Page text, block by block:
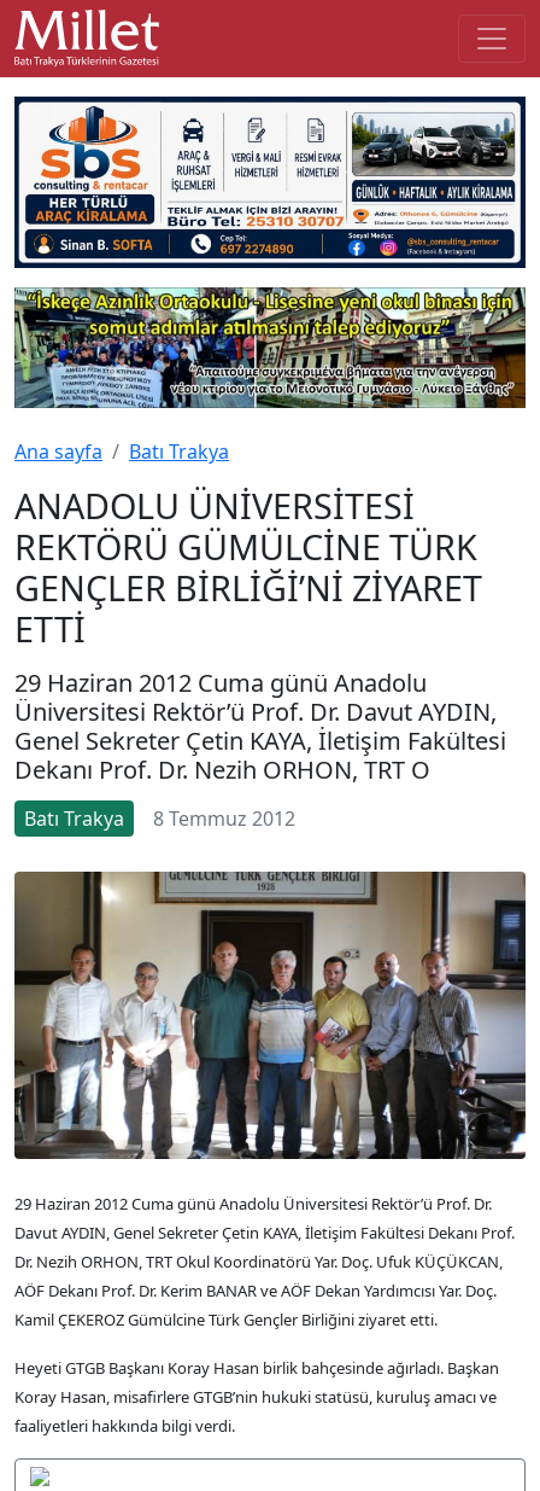
Ana sayfa Batı Trakya
ANADOLU ÜNİVERSİTESİ
REKTÖRÜ GÜMÜLCİNE TÜRK
GENÇLER BİRLİĞİ’Nİ ZİYARET
ETTİ
29 Haziran 2012 Cuma günü Anadolu
Üniversitesi Rektör’ü Prof. Dr. Davut AYDIN,
Genel Sekreter Çetin KAYA, İletişim Fakültesi
Dekanı Prof. Dr. Nezih ORHON, TRT O
Batı Trakya 8 Temmuz 2012
29 Haziran 2012 Cuma günü Anadolu Üniversitesi Rektör’ü Prof. Dr.
Davut AYDIN, Genel Sekreter Çetin KAYA, İletişim Fakültesi Dekanı Prof.
Dr. Nezih ORHON, TRT Okul Koordinatörü Yar. Doç. Ufuk KÜÇÜKCAN,
AÖF Dekanı Prof. Dr. Kerim BANAR ve AÖF Dekan Yardımcısı Yar. Doç.
Kamil ÇEKEROZ Gümülcine Türk Gençler Birliğini ziyaret etti.
Heyeti GTGB Başkanı Koray Hasan birlik bahçesinde ağırladı. Başkan
Koray Hasan, misafirlere GTGB’nin hukuki statüsü, kuruluş amacı ve
faaliyetleri hakkında bilgi verdi.